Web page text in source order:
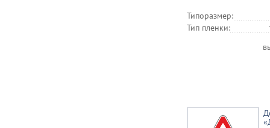
Типоразмер:
Тип пленки: